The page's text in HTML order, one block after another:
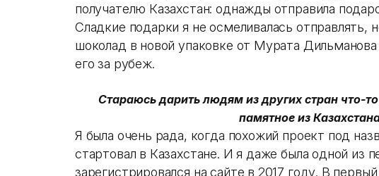
получателю Казахстан: однажды отправила
Сладкие подарки я не осмеливалась отправлять,
шоколад в новой упаковке от Мурата
его за рубеж.
Стараюсь дарить людям из других стран что-
памятное из
Я была очень рада, когда похожий проект под
стартовал в Казахстане. И я даже была одной из
зарегистрировался на сайте в 2017 году. В